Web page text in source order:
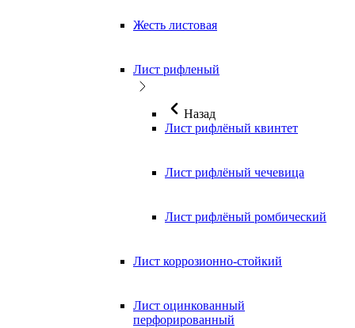
Жесть листовая
Лист рифленый
Назад
Лист рифлёный квинтет
Лист рифлёный чечевица
Лист рифлёный ромбический
Лист коррозионно-стойкий
Лист оцинкованный
перфорированный